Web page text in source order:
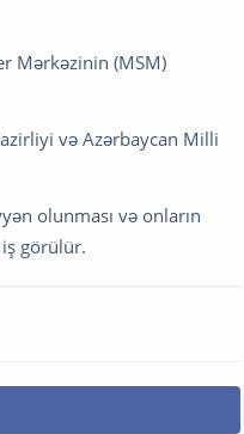
Mərkəzinin (MSM)
və Azərbaycan Milli
olunması və onların
iş görülür.